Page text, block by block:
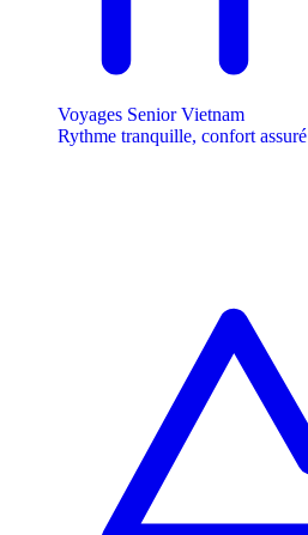
Voyages Senior Vietnam
Rythme tranquille, confort assuré